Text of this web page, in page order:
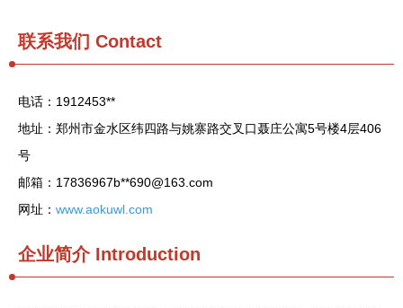
联系我们 Contact
电话：1912453**
地址：郑州市金水区纬四路与姚寨路交叉口聂庄公寓5号楼4层406
号
邮箱：17836967b**690@163.com
网址： www.aokuwl.com
企业简介Introduction